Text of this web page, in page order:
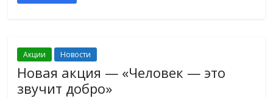
Акции Новости
Новая акция — «Человек — это
звучит добро»